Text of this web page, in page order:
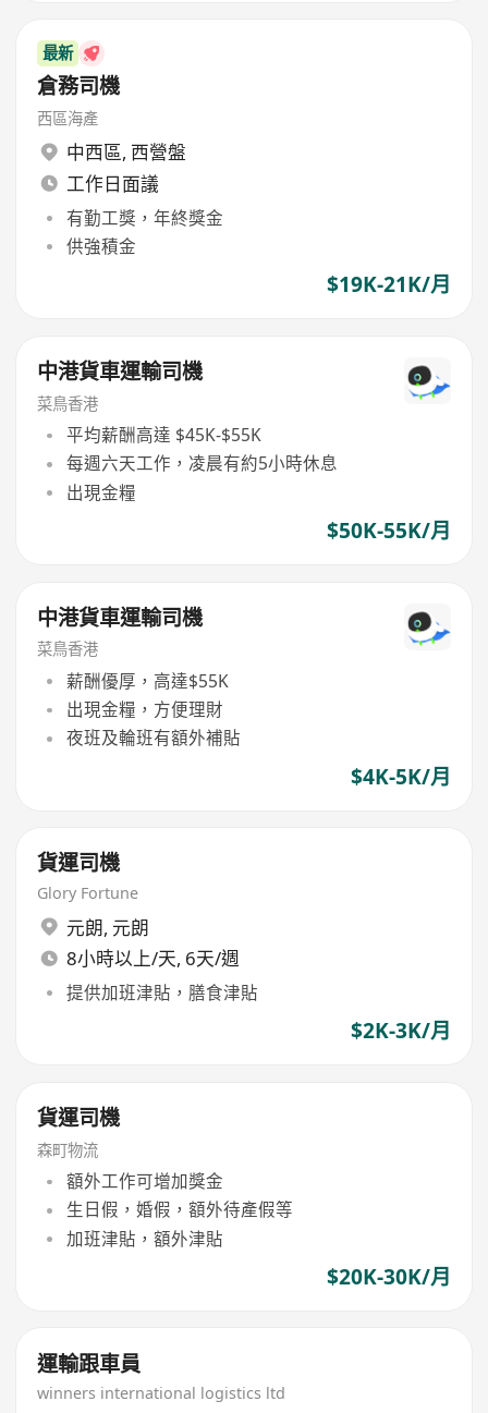
最新
倉務司機
西區海產
中西區, 西營盤
工作日面議
有勤工獎，年終獎金
供強積金
$19K-21K/月
中港貨車運輸司機
菜鳥香港
平均薪酬高達 $45K-$55K
每週六天工作，凌晨有約5小時休息
出現金糧
$50K-55K/月
中港貨車運輸司機
菜鳥香港
薪酬優厚，高達$55K
出現金糧，方便理財
夜班及輪班有額外補貼
$4K-5K/月
貨運司機
Glory Fortune
元朗, 元朗
8小時以上/天, 6天/週
提供加班津貼，膳食津貼
$2K-3K/月
貨運司機
森町物流
額外工作可增加獎金
生日假，婚假，額外待產假等
加班津貼，額外津貼
$20K-30K/月
運輸跟車員
winners international logistics ltd